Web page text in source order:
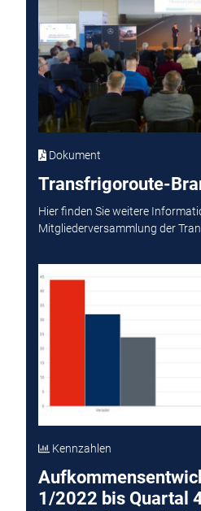
Dokument
Transfrigoroute-
Hier finden Sie weitere
Mitgliederversammlung der
Kennzahlen
1/2022 bis Quartal